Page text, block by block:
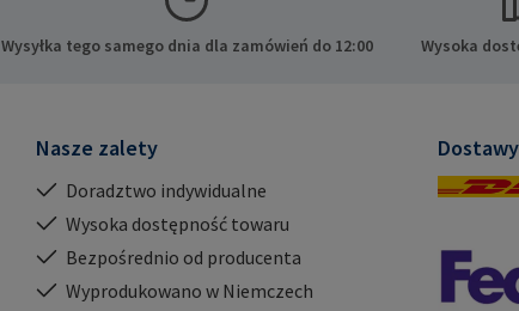
RAMPA GmbH & Co. KG Auf
der Heide 8 21514 Büchen
Wysyłka tego samego dnia dla zamówień do 12:00 Wysoka
Nasze zalety
Doradztwo indywidualne
Wysoka dostępność towaru
Bezpośrednio od producenta
Wyprodukowano w Niemczech
Dostawy